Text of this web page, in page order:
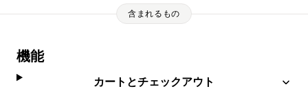
含まれるもの
機能
カートとチェックアウト